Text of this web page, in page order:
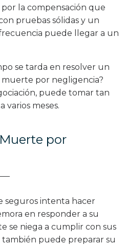
la compensación que
pruebas sólidas y un
puede llegar a un
se tarda en resolver un
por negligencia?
puede tomar tan
varios meses.
por
seguros intenta hacer
en responder a su
se niega a cumplir con sus
también puede preparar su